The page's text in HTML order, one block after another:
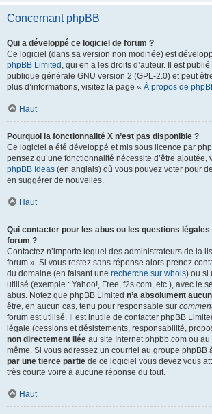
Concernant phpBB
Qui a développé ce logiciel de forum ?
Ce logiciel (dans sa version non modifiée) est
phpBB Limited , qui en a les droits d’auteur. Il est
publique générale GNU version 2 (GPL-2.0) et peut
plus d’informations, visitez la page « À propos de
Haut
Pourquoi la fonctionnalité X n’est pas disponible ?
Ce logiciel a été développé et mis sous licence par
pensez qu’une fonctionnalité nécessite d’être ajoutée,
phpBB Ideas (en anglais) où vous pouvez voter pour
en suggérer de nouvelles.
Haut
Qui contacter pour les abus ou les questions
forum ?
Contactez n’importe lequel des administrateurs de la
forum ». Si vous restez sans réponse alors prenez
du domaine (en faisant une recherche sur whois) ou si
utilisé (exemple : Yahoo!, Free, f2s.com, etc.), avec le
abus. Notez que phpBB Limited n’a absolument
être, en aucun cas, tenu pour responsable sur
forum est utilisé. Il est inutile de contacter phpBB
légale (cessions et désistements, responsabilité,
non directement liée au site Internet phpbb.com ou
même. Si vous adressez un courriel au groupe phpBB
par une tierce partie de ce logiciel vous devez vous
très courte voire à aucune réponse du tout.
Haut